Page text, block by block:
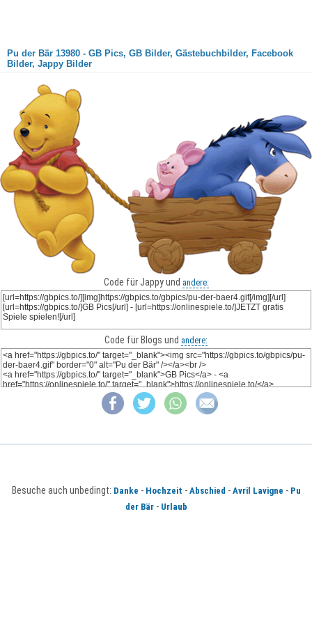
Pu der Bär 13980 - GB Pics, GB Bilder, Gästebuchbilder, Facebook
Bilder, Jappy Bilder
Code für Jappy und andere:
Code für Blogs und andere:
Besuche auch unbedingt: Danke - Hochzeit - Abschied - Avril Lavigne - Pu
der Bär- Urlaub